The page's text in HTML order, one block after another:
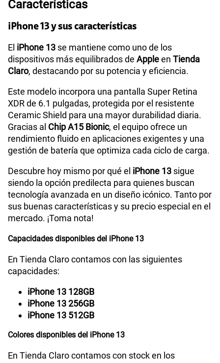
Planes Móviles
Portabilidad